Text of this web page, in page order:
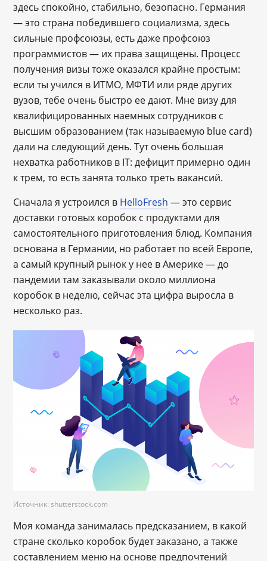
здесь спокойно, стабильно, безопасно. Германия
— это страна победившего социализма, здесь
сильные профсоюзы, есть даже профсоюз
программистов — их права защищены. Процесс
получения визы тоже оказался крайне простым:
если ты учился в ИТМО, МФТИ или ряде других
вузов, тебе очень быстро ее дают. Мне визу для
квалифицированных наемных сотрудников с
высшим образованием (так называемую blue card)
дали на следующий день. Тут очень большая
нехватка работников в IT: дефицит примерно один
к трем, то есть занята только треть вакансий.
Сначала я устроился в HelloFresh — это сервис
доставки готовых коробок с продуктами для
самостоятельного приготовления блюд. Компания
основана в Германии, но работает по всей Европе,
а самый крупный рынок у нее в Америке — до
пандемии там заказывали около миллиона
коробок в неделю, сейчас эта цифра выросла в
несколько раз.
Источник: shutterstock.com
Моя команда занималась предсказанием, в какой
стране сколько коробок будет заказано, а также
составлением меню на основе предпочтений